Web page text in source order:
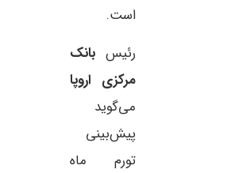
است.
رئیس بانک
مرکزی اروپا
می‌گوید
پیش‌بینی
تورم ماه